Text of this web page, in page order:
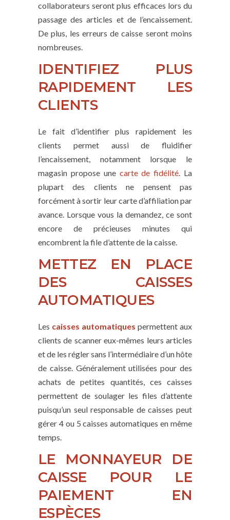
collaborateurs seront plus efficaces lors du
passage des articles et de l’encaissement.
De plus, les erreurs de caisse seront moins
nombreuses.
IDENTIFIEZ PLUS
RAPIDEMENT LES
CLIENTS
Le fait d’identifier plus rapidement les
clients permet aussi de fluidifier
l’encaissement, notamment lorsque le
magasin propose une carte de fidélité. La
plupart des clients ne pensent pas
forcément à sortir leur carte d’affiliation par
avance. Lorsque vous la demandez, ce sont
encore de précieuses minutes qui
encombrent la file d’attente de la caisse.
METTEZ EN PLACE
DES CAISSES
AUTOMATIQUES
Les caisses automatiques permettent aux
clients de scanner eux-mêmes leurs articles
et de les régler sans l’intermédiaire d’un hôte
de caisse. Généralement utilisées pour des
achats de petites quantités, ces caisses
permettent de soulager les files d’attente
puisqu’un seul responsable de caisses peut
gérer 4 ou 5 caisses automatiques en même
temps.
LE MONNAYEUR DE
CAISSE POUR LE
PAIEMENT EN
ESPÈCES